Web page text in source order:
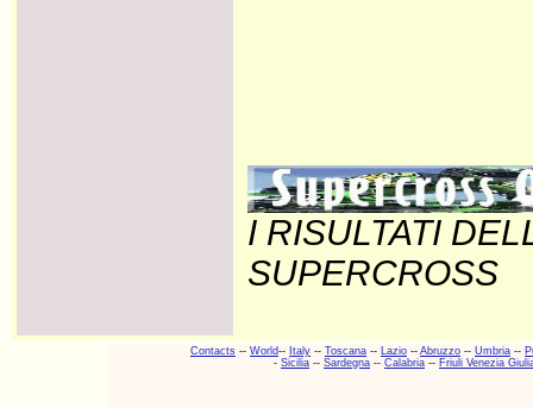
I RISULTATI
SUPERCROSS
Contacts -- World-- Italy -- Toscana -- Lazio -- Abruzzo -- Umbria --
- Sicilia -- Sardegna -- Calabria -- Friuli Venezia